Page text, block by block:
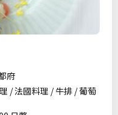
府
/ 法國料理 / 牛排 / 葡萄